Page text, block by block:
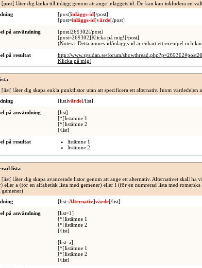
[post] låter dig länka till inlägg genom att ange inläggets id. Du kan kan inkludera en
[post]inläggs-id[/post]
[post=inläggs-id]värde[/post]
på användning
[post]269302[/post]
[post=269302]Klicka på mig![/post]
(Notera: Detta ämnes-id/inläggs-id är enbart ett exempel och
på resultat
http://www.sysidan.se/forum/
Klicka på mig!
[list] låter dig skapa enkla punktlistor utan att specificera ett alternativ. Inom värdedelen
[list]värde[/list]
på användning
[list]
[*]listämne 1
[*]listämne 2
[/list]
på resultat
listämne 1
listämne 2
lista
[list] låter dig skapa avancerade listor genom att ange ett alternativ. Alternativet skall
eller a (för en alfabetisk lista med gemener) eller I (för en numrerad lista med
[list=Alternativ]värde[/list]
på användning
[list=1]
[*]listämne 1
[*]listämne 2
[/list]
[list=a]
[*]listämne 1
[*]listämne 2
[/list]